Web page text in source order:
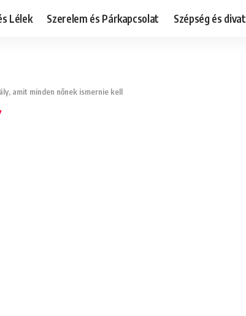
Lélek Szerelem és Párkapcsolat Szépség és divat
amit minden nőnek ismernie kell